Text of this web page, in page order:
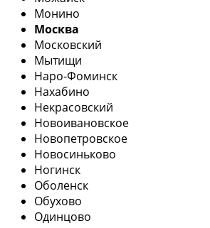
Монино
Москва
Московский
Мытищи
Наро-Фоминск
Нахабино
Некрасовский
Новоивановское
Новопетровское
Новосиньково
Ногинск
Оболенск
Обухово
Одинцово